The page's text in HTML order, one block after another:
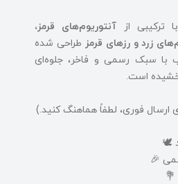
ترکیبی از آنتوریوم‌های قرمز،
زرد و رزهای قرمز طراحی شده
با سبک رسمی و فاخر، جلوه‌ای
است.
🕊️
🎉
💐